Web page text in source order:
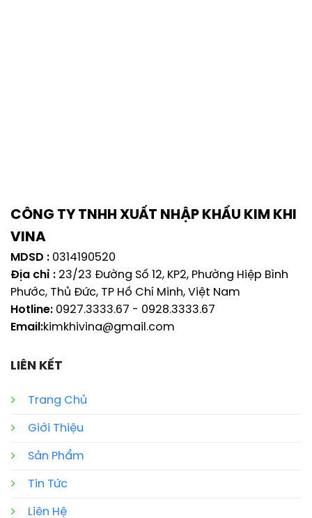
CÔNG TY TNHH XUẤT NHẬP KHẨU KIM KHI
VINA
MDSD : 0314190520
Địa chỉ : 23/23 Đường Số 12, KP2, Phường Hiệp Bình
Phước, Thủ Đức, TP Hồ Chí Minh, Việt Nam
Hotline: 0927.3333.67 - 0928.3333.67
Email:kimkhivina@gmail.com
LIÊN KẾT
Trang Chủ
Giới Thiệu
Sản Phẩm
Tin Tức
Liên Hệ